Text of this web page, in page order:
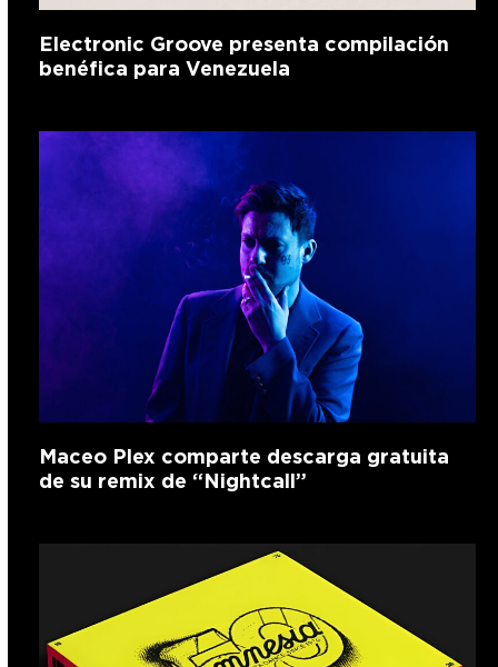
Electronic Groove presenta compilación
benéfica para Venezuela
Maceo Plex comparte descarga gratuita
de su remix de “Nightcall”